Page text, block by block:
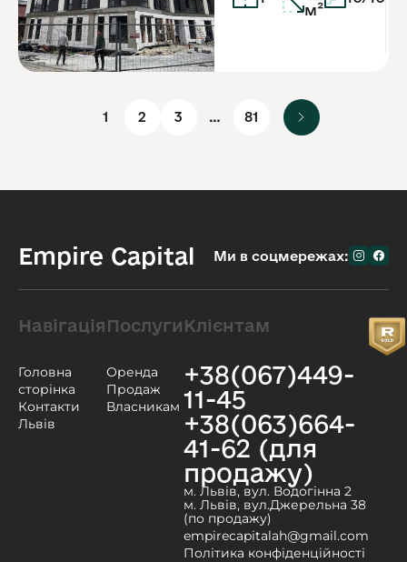
м²
1 2 3 … 81
Empire Capital Ми в соцмережах:
Навігація
Головна
сторінка
Контакти
Львів
Послуги
Оренда
Продаж
Власникам
Клієнтам
+38(067)449-
11-45
+38(063)664-
41-62 (для
продажу)
м. Львів, вул. Водогінна 2
м. Львів, вул.Джерельна 38
(по продажу)
empirecapitalah@gmail.com
Політика конфіденційності